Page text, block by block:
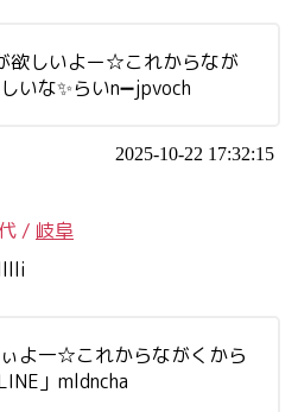
欲しいよー☆これからなが
いな✨らいn➖jpvoch
2025-10-22 17:32:15
/ 岐阜
よ一☆これからながくから
」mldncha